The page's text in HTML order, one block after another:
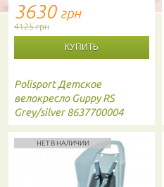
3630 грн
4125 грн
Polisport Детское
велокресло Guppy RS
Grey/silver 8637700004
НЕТ В НАЛИЧИИ